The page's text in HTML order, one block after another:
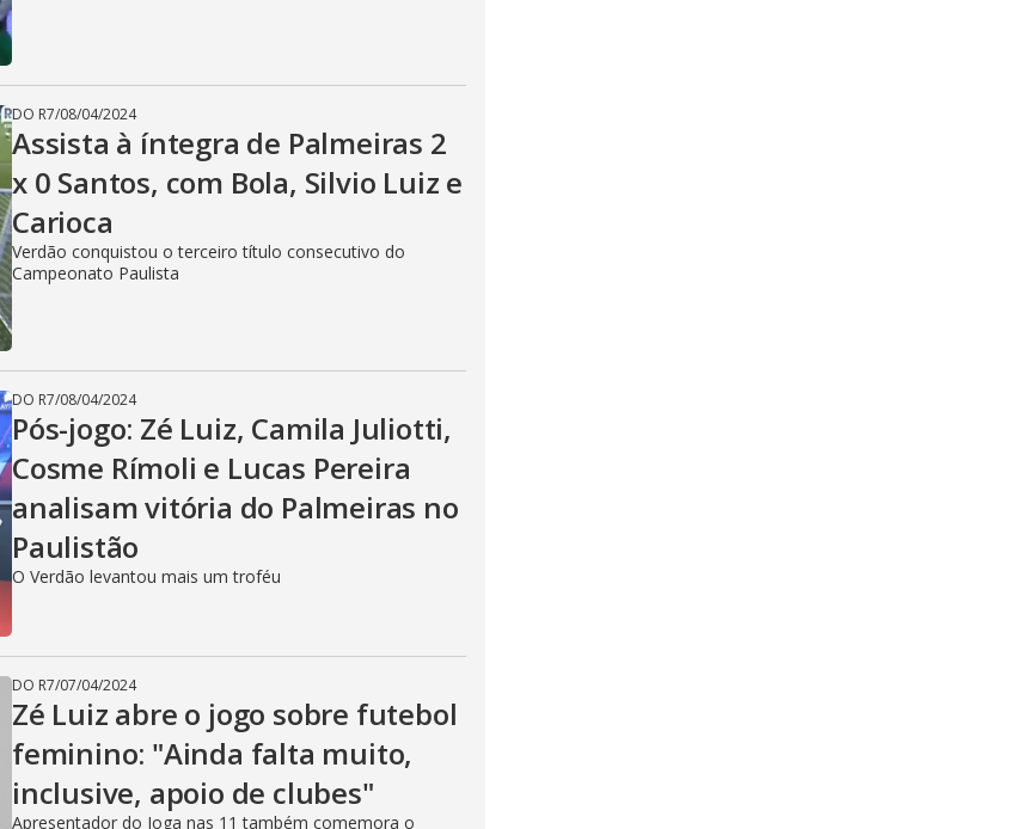
DO R7/08/04/2024
Assista à íntegra de Palmeiras 2
x 0 Santos, com Bola, Silvio Luiz e
Carioca
Verdão conquistou o terceiro título consecutivo do
Campeonato Paulista
DO R7/08/04/2024
Pós-jogo: Zé Luiz, Camila Juliotti,
Cosme Rímoli e Lucas Pereira
analisam vitória do Palmeiras no
Paulistão
O Verdão levantou mais um troféu
DO R7/07/04/2024
Zé Luiz abre o jogo sobre futebol
feminino: "Ainda falta muito,
inclusive, apoio de clubes"
Apresentador do Joga nas 11 também comemora o